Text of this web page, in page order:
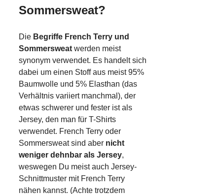
Sommersweat?
Die Begriffe French Terry und
Sommersweat werden meist
synonym verwendet. Es handelt sich
dabei um einen Stoff aus meist 95%
Baumwolle und 5% Elasthan (das
Verhältnis variiert manchmal), der
etwas schwerer und fester ist als
Jersey, den man für T-Shirts
verwendet. French Terry oder
Sommersweat sind aber nicht
weniger dehnbar als Jersey,
weswegen Du meist auch Jersey-
Schnittmuster mit French Terry
nähen kannst. (Achte trotzdem